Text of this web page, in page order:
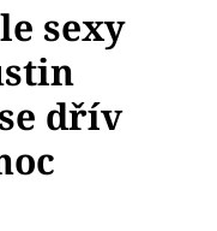
sexy
dřív